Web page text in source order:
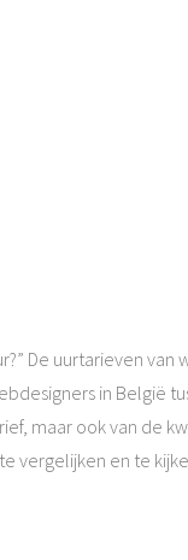
De uurtarieven
in België
maar ook van de
vergelijken en te